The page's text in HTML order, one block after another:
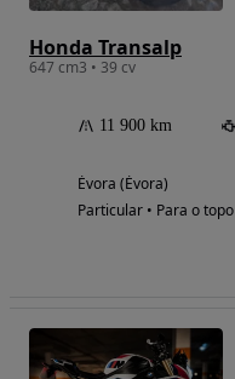
Honda Transalp
647 cm3 • 39 cv
11 900 km
Évora (Évora)
Particular • Para o topo